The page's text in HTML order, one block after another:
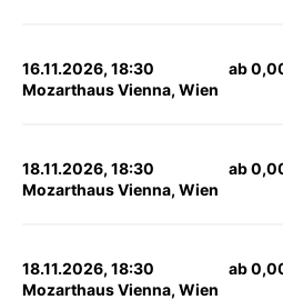
16.11.2026, 18:30
Mozarthaus Vienna, Wien
ab
18.11.2026, 18:30
Mozarthaus Vienna, Wien
ab
18.11.2026, 18:30
Mozarthaus Vienna, Wien
ab